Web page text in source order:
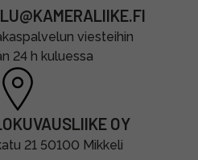
viesteihin
24 h kuluessa
OY
21 50100 Mikkeli